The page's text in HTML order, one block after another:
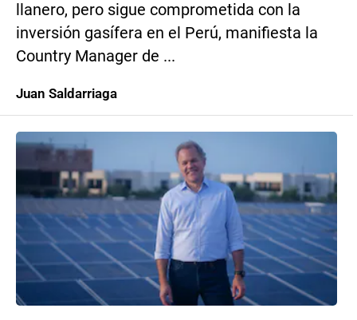
llanero, pero sigue comprometida con la
inversión gasífera en el Perú, manifiesta la
Country Manager de ...
Juan Saldarriaga